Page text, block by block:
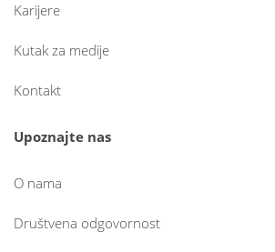
Karijere
Kutak za medije
Kontakt
Upoznajte nas
O nama
Društvena odgovornost